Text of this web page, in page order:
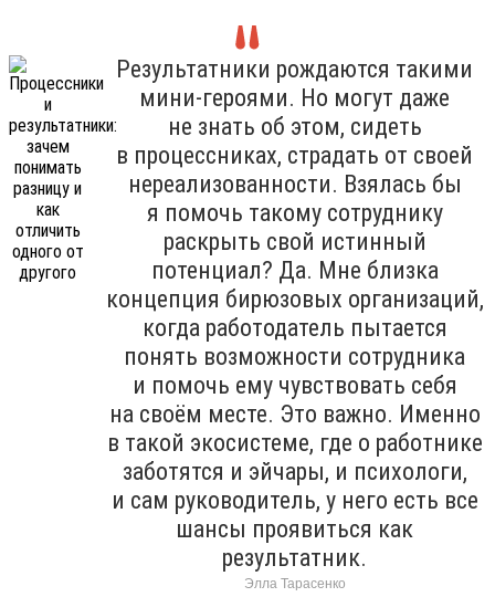
Результатники рождаются такими
мини-героями. Но могут даже
не знать об этом, сидеть
в процессниках, страдать от своей
нереализованности. Взялась бы
я помочь такому сотруднику
раскрыть свой истинный
потенциал? Да. Мне близка
концепция бирюзовых организаций,
когда работодатель пытается
понять возможности сотрудника
и помочь ему чувствовать себя
на своём месте. Это важно. Именно
в такой экосистеме, где о работнике
заботятся и эйчары, и психологи,
и сам руководитель, у него есть все
шансы проявиться как
результатник.
Элла Тарасенко